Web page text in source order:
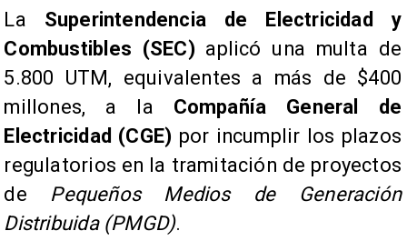
La Superintendencia de Electricidad y
Combustibles (SEC) aplicó una multa de
5.800 UTM, equivalentes a más de $400
millones, a la Compañía General de
Electricidad (CGE) por incumplir los plazos
regulatorios en la tramitación de proyectos
de Pequeños Medios de Generación
Distribuida (PMGD).